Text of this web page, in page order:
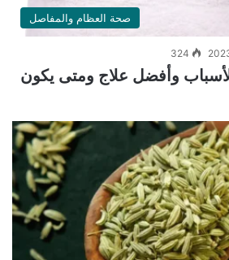
صحة العظام والمفاصل
324
وأفضل علاج ومتى يكون